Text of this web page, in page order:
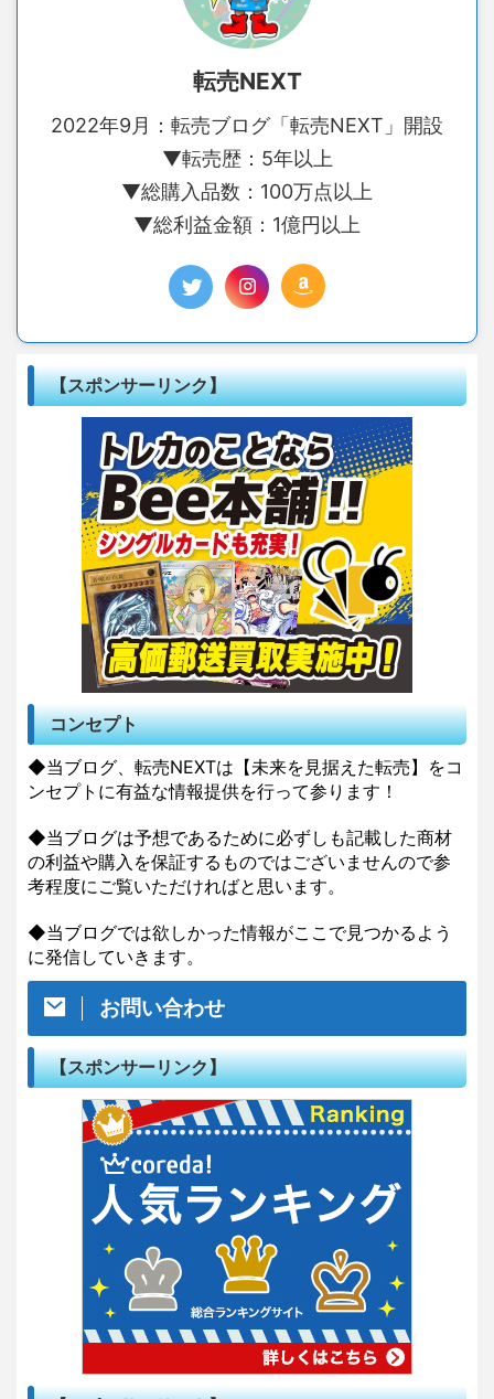
転売NEXT
2022年9月：転売ブログ「転売NEXT」開設
▼転売歴：5年以上
▼総購入品数：100万点以上
▼総利益金額：1億円以上
【スポンサーリンク】
コンセプト
◆当ブログ、転売NEXTは【未来を見据えた転売】をコ
ンセプトに有益な情報提供を行って参ります！
◆当ブログは予想であるために必ずしも記載した商材
の利益や購入を保証するものではございませんので参
考程度にご覧いただければと思います。
◆当ブログでは欲しかった情報がここで見つかるよう
に発信していきます。
お問い合わせ
【スポンサーリンク】